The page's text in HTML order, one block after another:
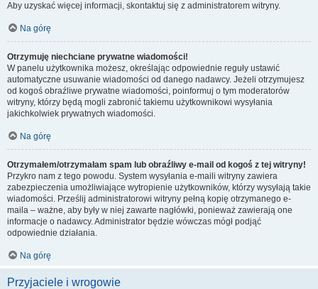
Aby uzyskać więcej informacji, skontaktuj się z administratorem witryny.
Na górę
Otrzymuję niechciane prywatne wiadomości!
W panelu użytkownika możesz, określając odpowiednie reguły ustawić
automatyczne usuwanie wiadomości od danego nadawcy. Jeżeli otrzymujesz
od kogoś obraźliwe prywatne wiadomości, poinformuj o tym moderatorów
witryny, którzy będą mogli zabronić takiemu użytkownikowi wysyłania
jakichkolwiek prywatnych wiadomości.
Na górę
Otrzymałem/otrzymałam spam lub obraźliwy e-mail od kogoś z tej witryny!
Przykro nam z tego powodu. System wysyłania e-maili witryny zawiera
zabezpieczenia umożliwiające wytropienie użytkowników, którzy wysyłają takie
wiadomości. Prześlij administratorowi witryny pełną kopię otrzymanego e-
maila – ważne, aby były w niej zawarte nagłówki, ponieważ zawierają one
informacje o nadawcy. Administrator będzie wówczas mógł podjąć
odpowiednie działania.
Na górę
Przyjaciele i wrogowie